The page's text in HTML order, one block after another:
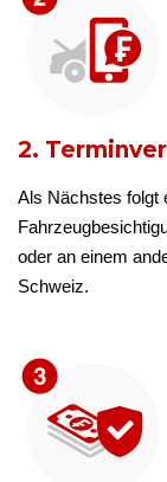
2.
Als Nächstes folgt
oder an einem
Schweiz.